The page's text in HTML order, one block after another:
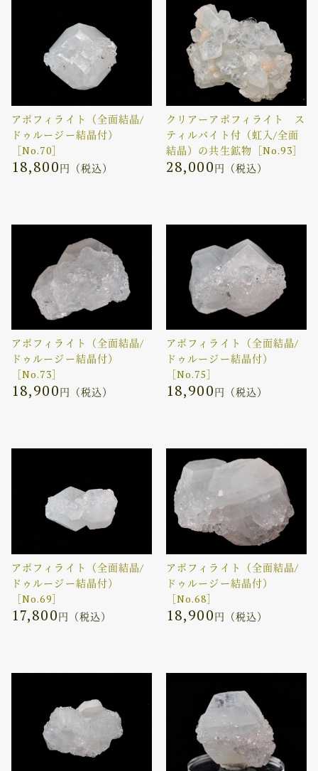
アポフィライト（全面結晶/
ドゥルージー結晶付）
［No.70］
18,800円（税込）
クリアーアポフィライト ス
ティルバイト付（虹入/全面
結晶）の共生鉱物［No.93］
28,000円（税込）
アポフィライト（全面結晶/
ドゥルージー結晶付）
［No.73］
18,900円（税込）
アポフィライト（全面結晶/
ドゥルージー結晶付）
［No.75］
18,900円（税込）
アポフィライト（全面結晶/
ドゥルージー結晶付）
［No.69］
17,800円（税込）
アポフィライト（全面結晶/
ドゥルージー結晶付）
［No.68］
18,900円（税込）